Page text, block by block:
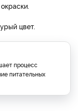
цвет.
процесс
питательных